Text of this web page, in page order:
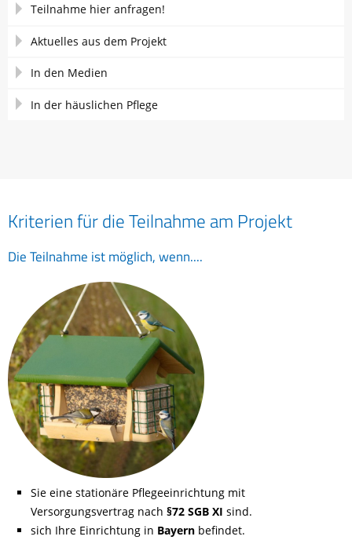
Teilnahme hier anfragen!
Aktuelles aus dem Projekt
In den Medien
In der häuslichen Pflege
Kriterien für die Teilnahme am Projekt
Die Teilnahme ist möglich, wenn....
Sie eine stationäre Pflegeeinrichtung mit
Versorgungsvertrag nach §72 SGB XI sind.
sich Ihre Einrichtung in Bayernbefindet.